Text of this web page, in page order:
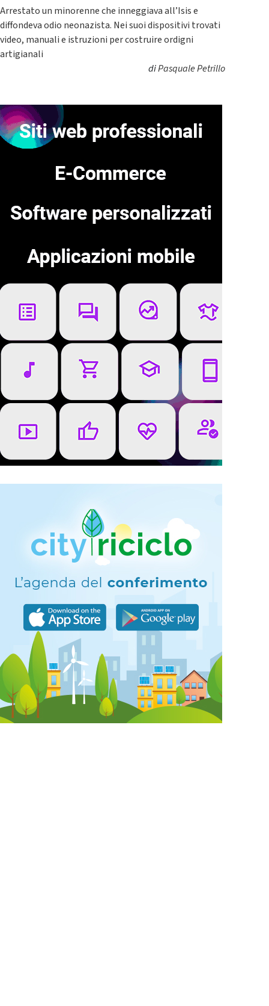
Arrestato un minorenne che inneggiava all’Isis e
diffondeva odio neonazista. Nei suoi dispositivi trovati
video, manuali e istruzioni per costruire ordigni
artigianali
diPasquale Petrillo